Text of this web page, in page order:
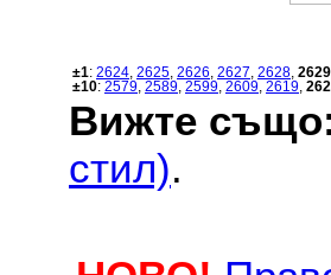
±1: 2624 2625 2626 2627 2628 2629
±10: 2579 2589 2599 2609 2619
Вижте
стил).